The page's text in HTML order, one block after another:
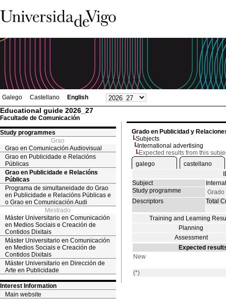
Galego Castellano English
Educational guide 2026_27
Facultade de Comunicación
Study programmes
Grao
Grao en Comunicación Audiovisual
Grao en Publicidade e Relacións
Públicas
Grao en Publicidade e Relacións
Públicas
Programa de simultaneidade do Grao
en Publicidade e Relacións Públicas e
o Grao en Comunicación Audi
Mestrado
Máster Universitario en Comunicación
en Medios Sociais e Creación de
Contidos Dixitais
Máster Universitario en Comunicación
en Medios Sociais e Creación de
Contidos Dixitais
Máster Universitario en Dirección de
Arte en Publicidade
Interest Information
Main website
Grado en Publicidad y
Subjects
International advertising
Expected results from this
galego
castellano
Subject
Study programme
Grado
Descriptors
Total
Training and Learning
Planning
Assessment
Expected
New
(*)